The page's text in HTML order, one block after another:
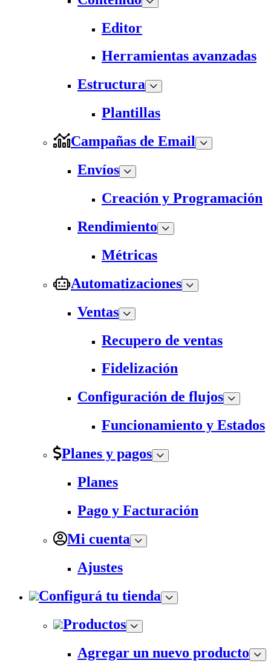
Editor
Herramientas avanzadas
Estructura
Plantillas
Campañas de Email
Envíos
Creación y Programación
Rendimiento
Métricas
Automatizaciones
Ventas
Recupero de ventas
Fidelización
Configuración de flujos
Funcionamiento y Estados
Planes y pagos
Planes
Pago y Facturación
Mi cuenta
Ajustes
Configurá tu tienda
Productos
Agregar un nuevo producto